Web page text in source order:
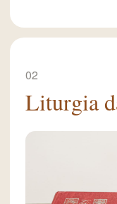
02
Liturgia